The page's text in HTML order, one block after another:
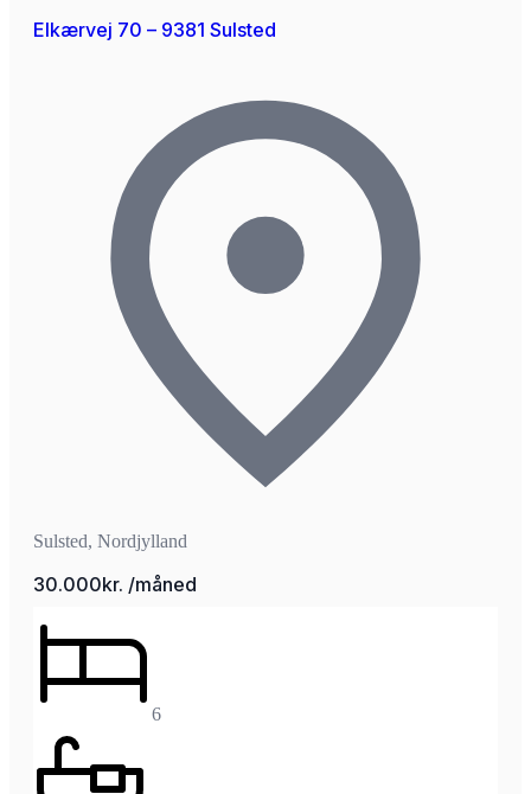
Elkærvej 70 – 9381 Sulsted
Sulsted, Nordjylland
30.000kr. /måned
6